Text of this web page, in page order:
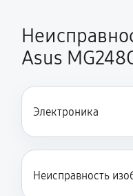
Asus
Электроника
Неисправность